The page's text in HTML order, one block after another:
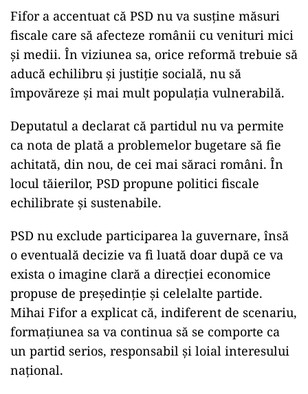
Fifor a accentuat că PSD nu va susține măsuri
fiscale care să afecteze românii cu venituri mici
și medii. În viziunea sa, orice reformă trebuie să
aducă echilibru și justiție socială, nu să
împovăreze și mai mult populația vulnerabilă.
Deputatul a declarat că partidul nu va permite
ca nota de plată a problemelor bugetare să fie
achitată, din nou, de cei mai săraci români. În
locul tăierilor, PSD propune politici fiscale
echilibrate și sustenabile.
PSD nu exclude participarea la guvernare, însă
o eventuală decizie va fi luată doar după ce va
exista o imagine clară a direcției economice
propuse de președinție și celelalte partide.
Mihai Fifor a explicat că, indiferent de scenariu,
formațiunea sa va continua să se comporte ca
un partid serios, responsabil și loial interesului
național.